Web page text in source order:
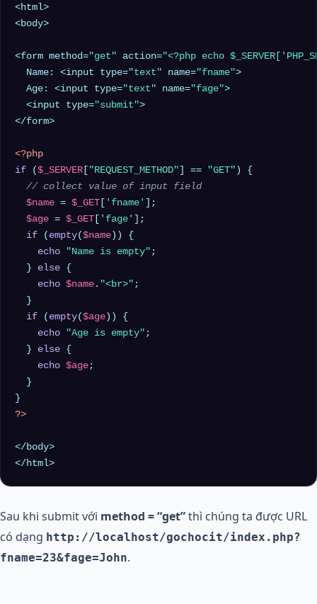
<html>
<body>
<form method="get" action="<?php echo $_SERVER
  Name: <input type=
"text" name="fname">
  Age: <input type=
"text" name="fage">
  <input type=
"submit">
</form>
<?php
if ( $_SERVER "REQUEST_METHOD" ] == "GET" ) {
// collect value of input field
$name = $_GET 'fname'
];
$age = $_GET 'fage'
];
if ( empty( $name )) {
echo
"Name is empty" ;
  }
else {
echo $name . "<br>" ;
  }
if ( empty( $age )) {
echo
"Age is empty" ;
  }
else {
echo $age;
  }
?>
</body>
Sau khi submit với method = “get”thì chúng ta được URL
có dạng http://localhost/gochocit/index.php?
fname=23&fage=John.